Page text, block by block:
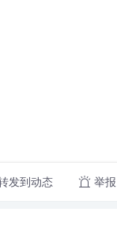
发到动态 举报